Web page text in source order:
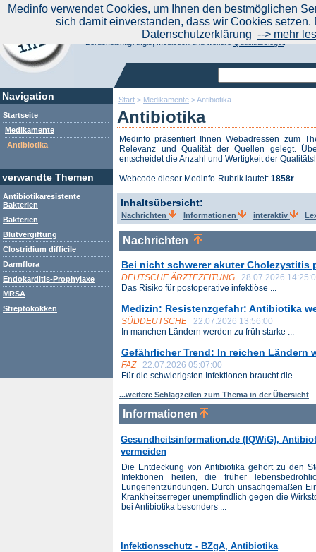
Start > Medikamente >Antibiotika
Antibiotika
Medinfo präsentiert Ihnen Webadressen zum
Relevanz und Qualität der Quellen gelegt.
entscheidet die Anzahl und Wertigkeit der
Webcode dieser Medinfo-Rubrik lautet: 1858r
Inhaltsübersicht:
Nachrichten Informationen interaktiv
Nachrichten
Bei nicht schwerer akuter
DEUTSCHE ÄRZTEZEITUNG
28.07.2026
Das Risiko für postoperative infektiöse ...
Medizin: Resistenzgefahr: Antibiotika
SÜDDEUTSCHE
22.07.2026 13:56:00
In manchen Ländern werden zu früh starke ...
Gefährlicher Trend: In reichen Ländern
FAZ
22.07.2026 05:07:00
Für die schwierigsten Infektionen braucht die ...
...weitere Schlagzeilen zum Thema in der Übersicht
Informationen
Gesundheitsinformation.de (IQWiG),
vermeiden
Die Entdeckung von Antibiotika gehört zu den
Infektionen heilen, die früher
Lungenentzündungen. Durch unsachgemäßen
Krankheitserreger unempfindlich gegen die
bei Antibiotika besonders ...
Infektionsschutz - BZgA, Antibiotika
Navigation
Startseite
Medikamente
Antibiotika
verwandte Themen
Antibiotikaresistente
Bakterien
Bakterien
Blutvergiftung
Clostridium difficile
Darmflora
Endokarditis-Prophylaxe
MRSA
Streptokokken
Aktuelle Nachrichten|
Suchen Sie noch oder Finden Sie schon?
Medinfo.de - Meta-Portal für Gesundheitsthemen
Berücksichtigt afgis, Medisuch und weitereQualitätssiegel.
Medinfo verwendet Cookies, um Ihnen den bestmöglichen
sich damit einverstanden, dass wir Cookies
Datenschutzerklärung --> mehr